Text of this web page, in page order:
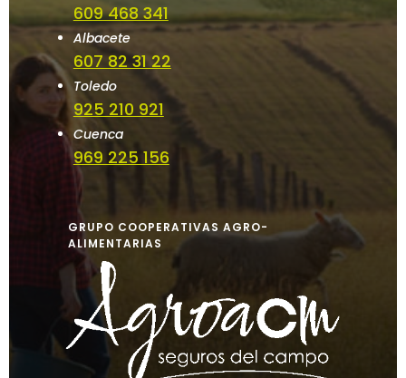
609 468 341
Albacete
607 82 31 22
Toledo
925 210 921
Cuenca
969 225 156
GRUPO COOPERATIVAS AGRO-
ALIMENTARIAS